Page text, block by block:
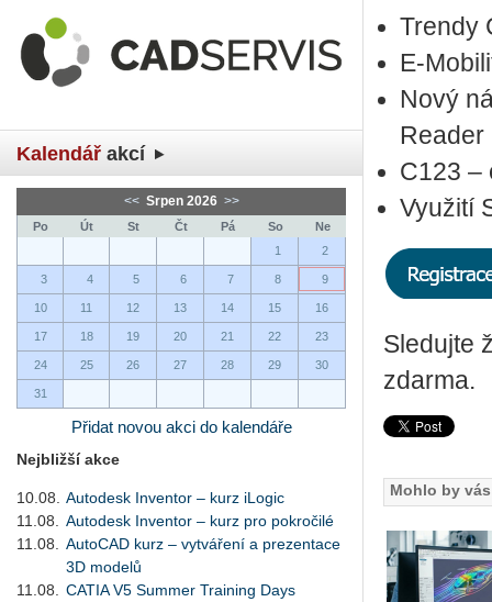
Kalendář akcí
<< Srpen 2026 >>
Po Út St Čt Pá So
Ne
1
2
3 4 5 6 7 8 9
10 11 12 13 14 15 16
17 18 19 20 21 22 23
24 25 26 27 28 29 30
31
Přidat novou akci do kalendáře
Nejbližší akce
10.08.
Autodesk Inventor – kurz iLogic
11.08.
Autodesk Inventor – kurz pro pokročilé
11.08.
AutoCAD kurz – vytváření a prezentace
3D modelů
11.08.
CATIA V5 Summer Training Days
Tren­dy
E-
Nový
Rea­der
C123 –
Vy­u­ži­tí
Sle­duj­te
zdar­ma.
Mohlo by